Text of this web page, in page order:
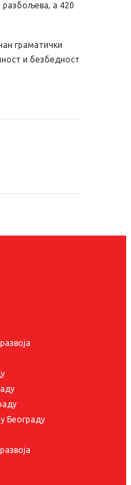
разбољева, а 420
граматички
и безбедност
Београду